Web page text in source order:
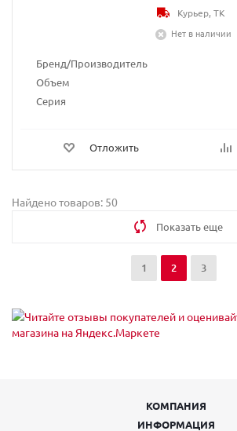
Бренд/Производитель
Объем
Серия
Отложить
Курьер, ТК
Нет в наличии
Найдено товаров: 50
Показать еще
1 2 3
КОМПАНИЯ
ИНФОРМАЦИЯ